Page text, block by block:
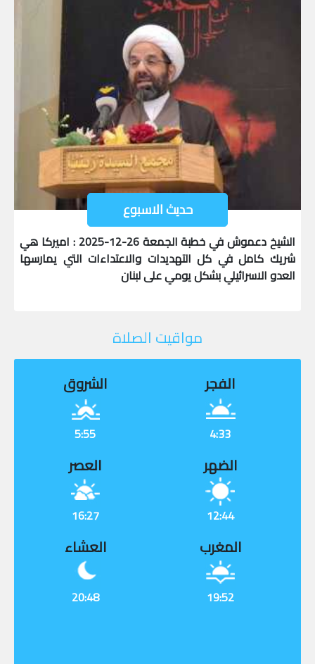
حديث الاسبوع
الشيخ دعموش في خطبة الجمعة 26-12-2025 : اميركا هي
شريك كامل في كل التهديدات والاعتداءات التي يمارسها
العدو الاسرائيلي بشكل يومي على لبنان
مواقيت الصلاة
الفجر
4:33
الشروق
5:55
الضهر
12:44
العصر
16:27
المغرب
19:52
العشاء
20:48